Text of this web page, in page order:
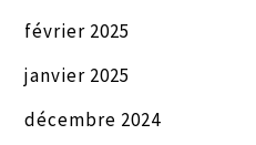
février 2025
janvier 2025
décembre 2024